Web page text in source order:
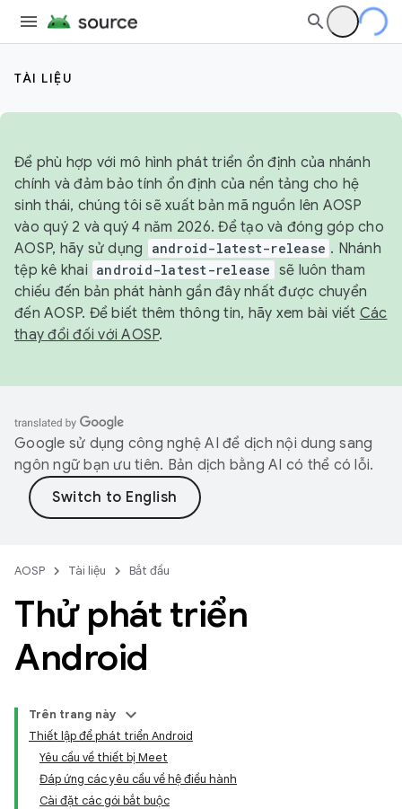
TÀI LIỆU
Để phù hợp với mô hình phát triển ổn định của nhánh
chính và đảm bảo tính ổn định của nền tảng cho hệ
sinh thái, chúng tôi sẽ xuất bản mã nguồn lên AOSP
vào quý 2 và quý 4 năm 2026. Để tạo và đóng góp cho
AOSP, hãy sử dụng
android-latest-release . Nhánh
tệp kê khai android-latest-release sẽ luôn tham
chiếu đến bản phát hành gần đây nhất được chuyển
đến AOSP. Để biết thêm thông tin, hãy xem bài viết Các
thay đổi đối với AOSP.
Google sử dụng công nghệ AI để dịch nội dung sang
ngôn ngữ bạn ưu tiên. Bản dịch bằng AI có thể có lỗi.
AOSP Tài liệu Bắt đầu
Thử phát triển
Android
Trên trang này
Thiết lập để phát triển Android
Yêu cầu về thiết bị Meet
Đáp ứng các yêu cầu về hệ điều hành
Cài đặt các gói bắt buộc